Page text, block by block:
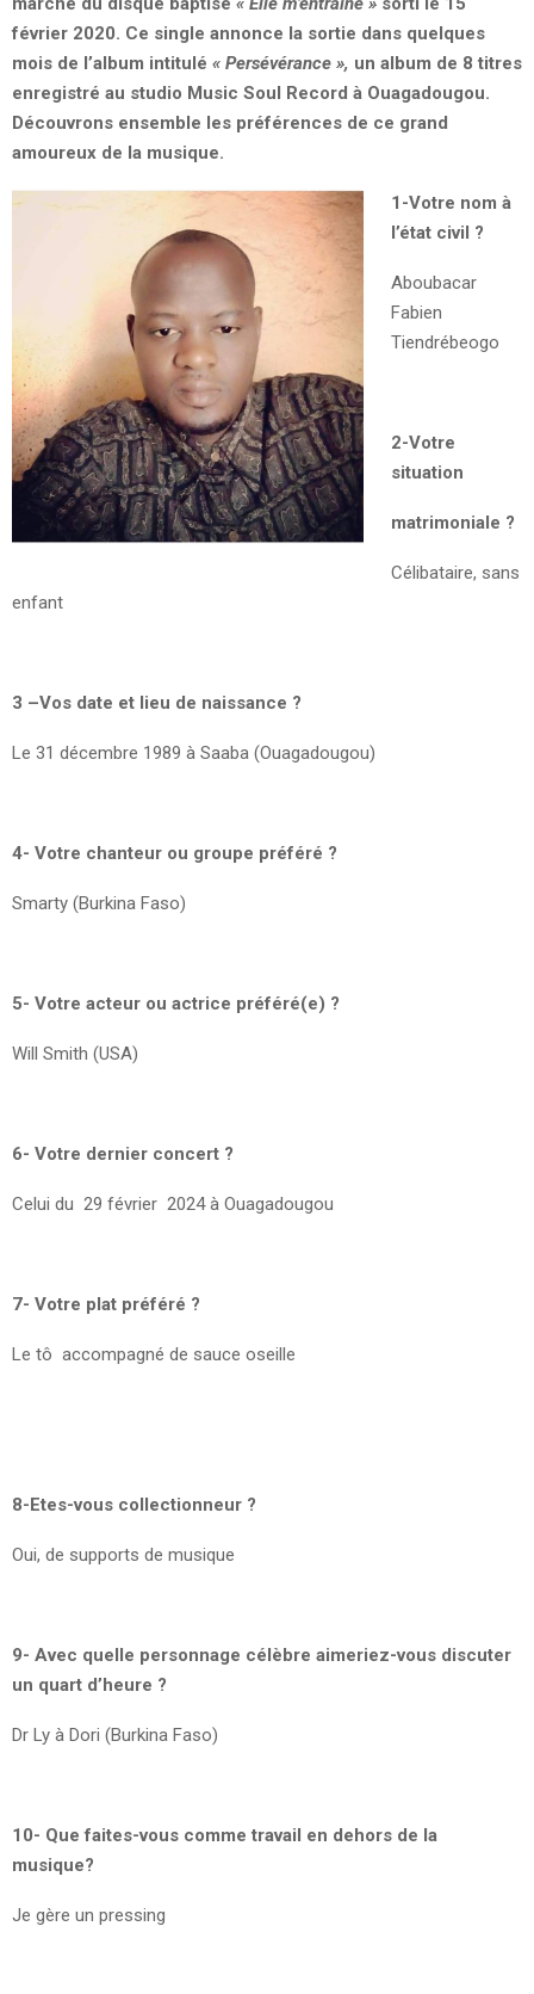
février 2020. Ce single annonce la sortie dans quelques
mois de l’album intitulé « Persévérance », un album de 8 titres
enregistré au studio Music Soul Record à Ouagadougou.
Découvrons ensemble les préférences de ce grand
amoureux de la musique.
1-Votre nom à
l’état civil ?
Aboubacar
Fabien
Tiendrébeogo
2-Votre
situation
matrimoniale ?
Célibataire, sans
enfant
3 –Vos date et lieu de naissance ?
Le 31 décembre 1989 à Saaba (Ouagadougou)
4- Votre chanteur ou groupe préféré ?
Smarty (Burkina Faso)
5- Votre acteur ou actrice préféré(e) ?
Will Smith (USA)
6- Votre dernier concert ?
Celui du 29 février 2024 à Ouagadougou
7- Votre plat préféré ?
Le tô accompagné de sauce oseille
8-Etes-vous collectionneur ?
Oui, de supports de musique
9- Avec quelle personnage célèbre aimeriez-vous discuter
un quart d’heure ?
Dr Ly à Dori (Burkina Faso)
10- Que faites-vous comme travail en dehors de la
musique?
Je gère un pressing